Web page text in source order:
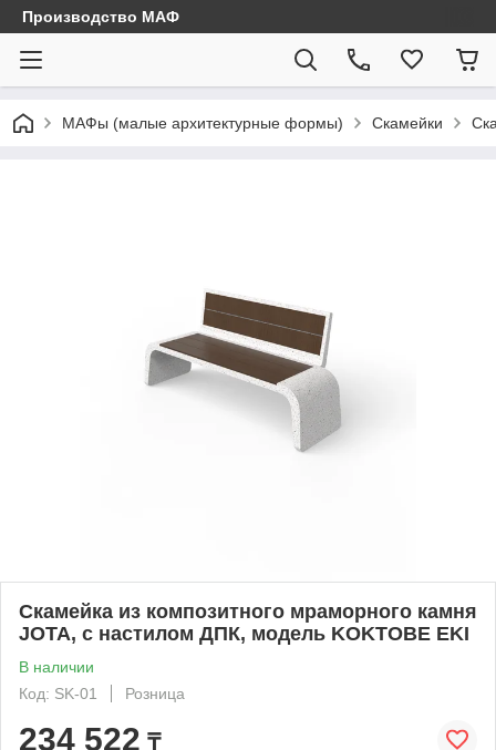
Производство МАФ
МАФы (малые архитектурные формы) Скамейки
Скамейка из композитного мраморного камня
JOTA, c настилом ДПК, модель KOKTOBE EKI
В наличии
Код: SK-01
Розница
234 522 ₸